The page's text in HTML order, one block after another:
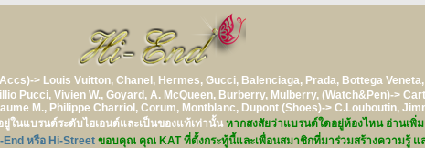
> Louis Vuitton, Chanel, Hermes, Gucci, Balenciaga, Prada, Bottega
Pucci, Vivien W., Goyard, A. McQueen, Burberry, Mulberry, (Watch&Pen)->
M., Philippe Charriol, Corum, Montblanc, Dupont (Shoes)-> C.Louboutin,
ในแบรนด์ระดับไฮเอนด์และเป็นของแท้เท่านั้นหากสงสัยว่าแบรนด์ใดอยู่ห้องไหน อ่านเพิ่
หรือ Hi-Streetขอบคุณ คุณ KAT ที่ตั้งกระทู้นี้และเพื่อนสมาชิกที่มาร่วมสร้างความรู้ แ